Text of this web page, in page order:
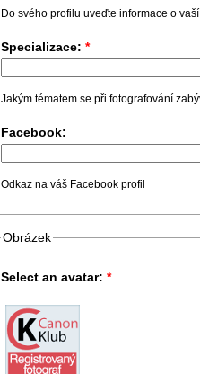
Do svého profilu uveďte informace o
Specializace: *
Jakým tématem se při fotografování
Facebook:
Odkaz na váš Facebook profil
Obrázek
Select an avatar: *